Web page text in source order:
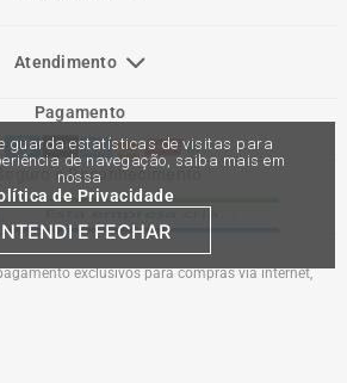
guarda estatísticas de visitas para
de navegação, saiba mais em
nossa
de Privacidade
E FECHAR
Atendimento
Pagamento
e Reconhecimento
exclusivos para compras via internet,